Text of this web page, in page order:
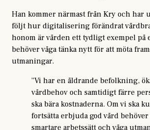
Han kommer närmast från Kry och har
följt hur digitalisering förändrat
honom är vården ett tydligt exempel på
behöver våga tänka nytt för att möta
utmaningar.
”Vi har en åldrande befolkning,
vårdbehov och samtidigt färre
ska bära kostnaderna. Om vi ska
fortsätta erbjuda god vård
smartare arbetssätt och våga